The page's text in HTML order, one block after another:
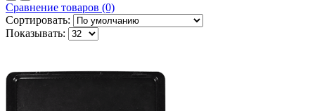
Сравнение товаров (0)
Сортировать:
Показывать: